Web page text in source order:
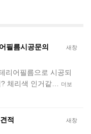
새창
필름시공문의
리어필름으로 시공되
체리색 인거같…
더보
새창
적